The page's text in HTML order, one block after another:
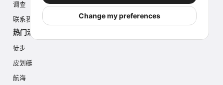
Change my preferences
调查
联系我们
热门活动
徒步
皮划艇
航海